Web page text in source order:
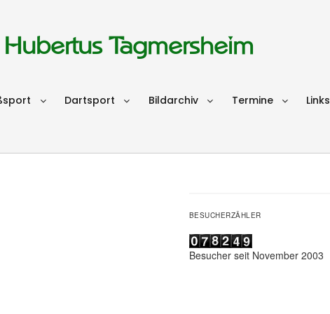
Tagmersheim
Dartsport Bildarchiv Termine Links
BESUCHERZÄHLER
Besucher seit November 2003